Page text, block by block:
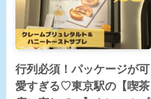
行列必須！パッケージが可
愛すぎる♡東京駅の【喫茶